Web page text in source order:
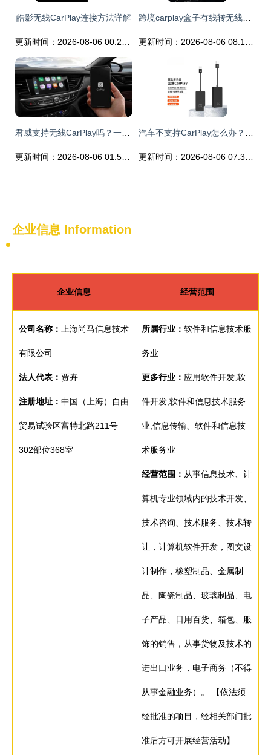
皓影无线CarPlay连接方法详解
企业信息 Information
企业信息 经营范围
公司名称： 上海尚马信息技术
有限公司
法人代表： 贾卉
注册地址： 中国（上海）自由
贸易试验区富特北路211号
302部位368室
所属行业： 软件和信息技术服
务业
更多行业： 应用软件开发,软
件开发,软件和信息技术服务
业,信息传输、软件和信息技
术服务业
经营范围： 从事信息技术、计
算机专业领域内的技术开发、
技术咨询、技术服务、技术转
让，计算机软件开发，图文设
计制作，橡塑制品、金属制
品、陶瓷制品、玻璃制品、电
子产品、日用百货、箱包、服
饰的销售，从事货物及技术的
进出口业务，电子商务（不得
从事金融业务）。 【依法须
经批准的项目，经相关部门批
准后方可开展经营活动】